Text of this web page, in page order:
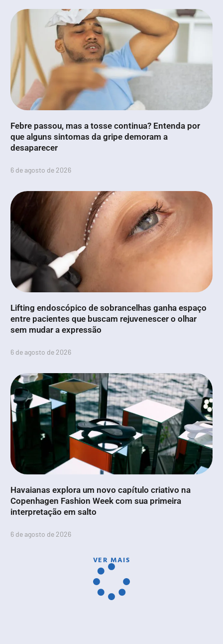
Febre passou, mas a tosse continua? Entenda por
que alguns sintomas da gripe demoram a
desaparecer
6 de agosto de 2026
Lifting endoscópico de sobrancelhas ganha espaço
entre pacientes que buscam rejuvenescer o olhar
sem mudar a expressão
6 de agosto de 2026
Havaianas explora um novo capítulo criativo na
Copenhagen Fashion Week com sua primeira
interpretação em salto
6 de agosto de 2026
VER MAIS